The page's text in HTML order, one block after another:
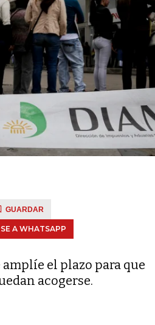
GUARDAR
A WHATSAPP
amplíe el plazo para que
acogerse.